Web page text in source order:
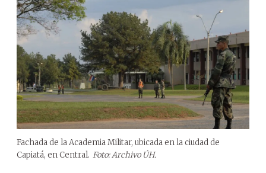
Fachada de la Academia Militar, ubicada en la ciudad de
Capiatá, en Central. Foto: Archivo ÚH.